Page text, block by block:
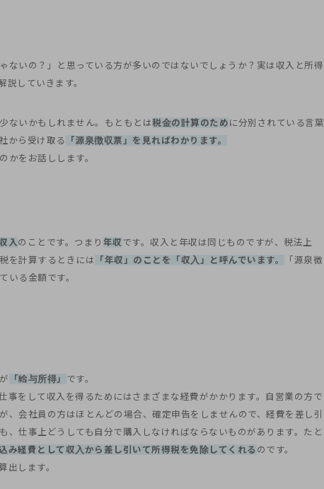
ないの？」と思っている方が多いのではないでしょうか？実は収入と所得
説していきます。
ないかもしれません。もともとは税金の計算のため に分別されている言葉
から受け取る 「源泉徴収票」を見ればわかります。
かをお話しします。
入のことです。つまり 年収 です。収入と年収は同じものですが、税法上
を計算するときには 「年収」のことを「収入」と呼んでいます。
「源泉徴
いる金額です。
「給与所得」 です。
事をして収入を得るためにはさまざまな経費がかかります。自営業の方で
、会社員の方はほとんどの場合、確定申告をしませんので、経費を差し引
、仕事上どうしても自分で購入しなければならないものがあります。たと
み経費として収入から差し引いて所得税を免除してくれる のです。
出します。